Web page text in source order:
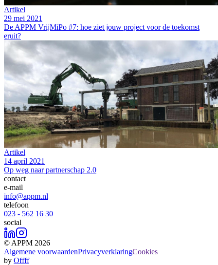
Artikel
29 mei 2021
De APPM VrijMiPo #7: hoe ziet jouw project voor de toekomst
eruit?
Artikel
14 april 2021
Op weg naar partnerschap 2.0
contact
e-mail
info@appm.nl
telefoon
023 - 562 16 30
social
© APPM 2026
Algemene voorwaardenPrivacyverklaringCookies
by Offff